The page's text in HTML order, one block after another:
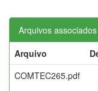
Arquivos
Arquivo
COMTEC265.pdf